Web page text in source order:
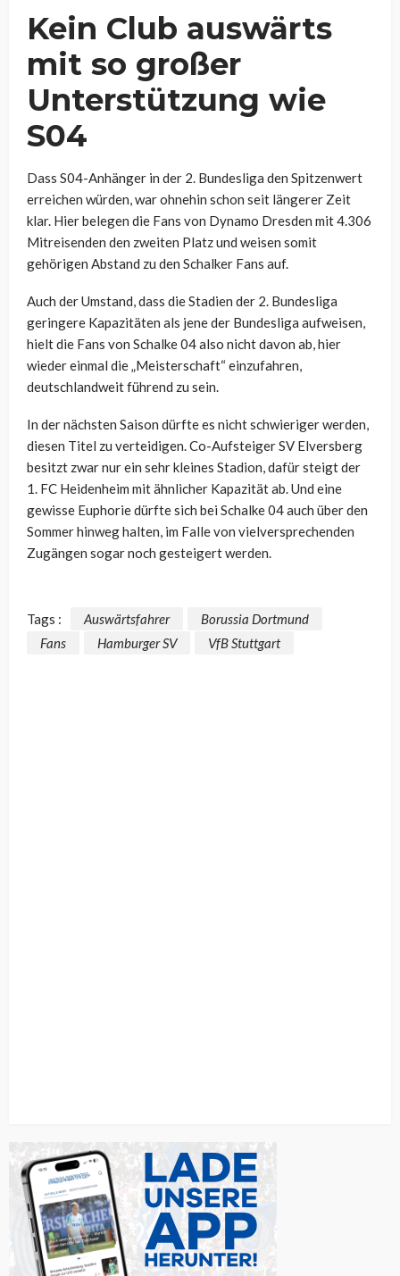
Kein Club auswärts
mit so großer
Unterstützung wie
S04
Dass S04-Anhänger in der 2. Bundesliga den Spitzenwert
erreichen würden, war ohnehin schon seit längerer Zeit
klar. Hier belegen die Fans von Dynamo Dresden mit 4.306
Mitreisenden den zweiten Platz und weisen somit
gehörigen Abstand zu den Schalker Fans auf.
Auch der Umstand, dass die Stadien der 2. Bundesliga
geringere Kapazitäten als jene der Bundesliga aufweisen,
hielt die Fans von Schalke 04 also nicht davon ab, hier
wieder einmal die „Meisterschaft“ einzufahren,
deutschlandweit führend zu sein.
In der nächsten Saison dürfte es nicht schwieriger werden,
diesen Titel zu verteidigen. Co-Aufsteiger SV Elversberg
besitzt zwar nur ein sehr kleines Stadion, dafür steigt der
1. FC Heidenheim mit ähnlicher Kapazität ab. Und eine
gewisse Euphorie dürfte sich bei Schalke 04 auch über den
Sommer hinweg halten, im Falle von vielversprechenden
Zugängen sogar noch gesteigert werden.
Tags : Auswärtsfahrer
Borussia Dortmund
Fans
Hamburger SV VfB Stuttgart